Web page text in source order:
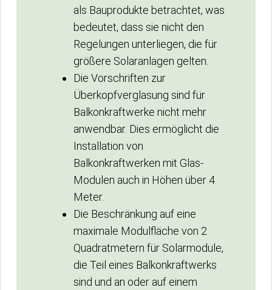
als Bauprodukte betrachtet, was
bedeutet, dass sie nicht den
Regelungen unterliegen, die für
größere Solaranlagen gelten.
Die Vorschriften zur
Überkopfverglasung sind für
Balkonkraftwerke nicht mehr
anwendbar. Dies ermöglicht die
Installation von
Balkonkraftwerken mit Glas-
Modulen auch in Höhen über 4
Meter.
Die Beschränkung auf eine
maximale Modulfläche von 2
Quadratmetern für Solarmodule,
die Teil eines Balkonkraftwerks
sind und an oder auf einem